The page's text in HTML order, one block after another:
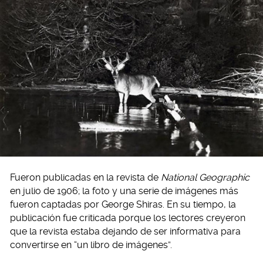
Fueron publicadas en la revista de National Geographic
en julio de 1906; la foto y una serie de imágenes más
fueron captadas por George Shiras. En su tiempo, la
publicación fue criticada porque los lectores creyeron
que la revista estaba dejando de ser informativa para
convertirse en “un libro de imágenes”.